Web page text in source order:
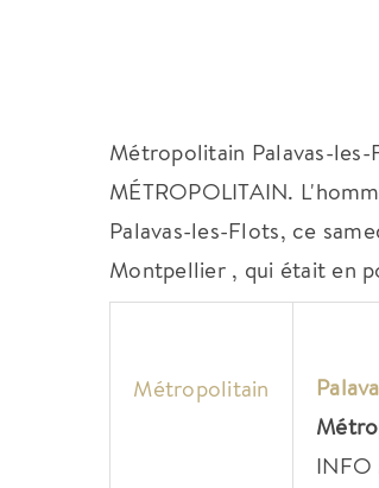
Métropolitain Palavas-
MÉTROPOLITAIN.
Palavas-les-Flots, ce
Montpellier , qui était en
Métropolitain
INFO